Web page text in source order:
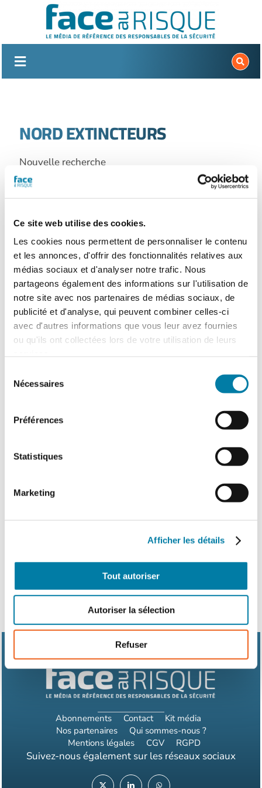
Ce site web utilise des cookies.
Les cookies nous permettent de personnaliser le contenu
et les annonces, d'offrir des fonctionnalités relatives aux
médias sociaux et d'analyser notre trafic. Nous
partageons également des informations sur l'utilisation de
notre site avec nos partenaires de médias sociaux, de
publicité et d'analyse, qui peuvent combiner celles-ci
avec d'autres informations que vous leur avez fournies
ou qu'ils ont collectées lors de votre utilisation de leurs
Nécessaires
Préférences
Statistiques
Marketing
Afficher les détails
Tout autoriser
Autoriser la sélection
Refuser
NORD EXTINCTEURS
Nouvelle recherche
NORD EXTINCTEURS
5 rue des artisans
extincteurs.com
Téléphone : 0328695100
Produits à la une
Abonnements Contact
Kit média
Nos partenaires
Qui sommes-nous ?
Mentions légales
CGV RGPD
Suivez-nous également sur les réseaux sociaux